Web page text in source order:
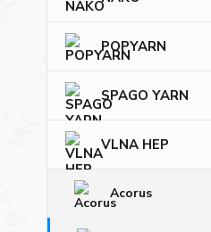
POPYARN
SPAGO YARN
VLNA HEP
Acorus